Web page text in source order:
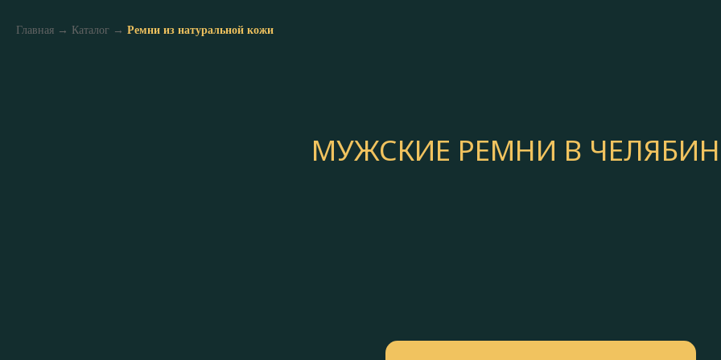
Главная → Каталог → Ремни из натуральной кожи
МУЖСКИЕ РЕМНИ В